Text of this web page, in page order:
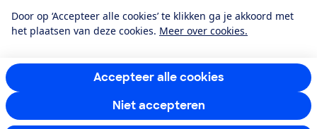
Door op ‘Accepteer alle cookies’ te klikken ga je akkoord met
het plaatsen van deze cookies. Meer over cookies.
Accepteer alle cookies
Niet accepteren
Over ons
Boeken & Bladen